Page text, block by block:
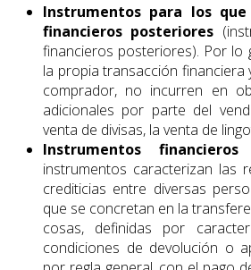
Instrumentos para los
financieros posteriores
financieros posteriores). Por lo
la propia transacción financiera
comprador, no incurren en
adicionales por parte del
venta de divisas, la venta de
Instrumentos
instrumentos caracterizan las
crediticias entre diversas
que se concretan en la
cosas, definidas por
condiciones de devolución o